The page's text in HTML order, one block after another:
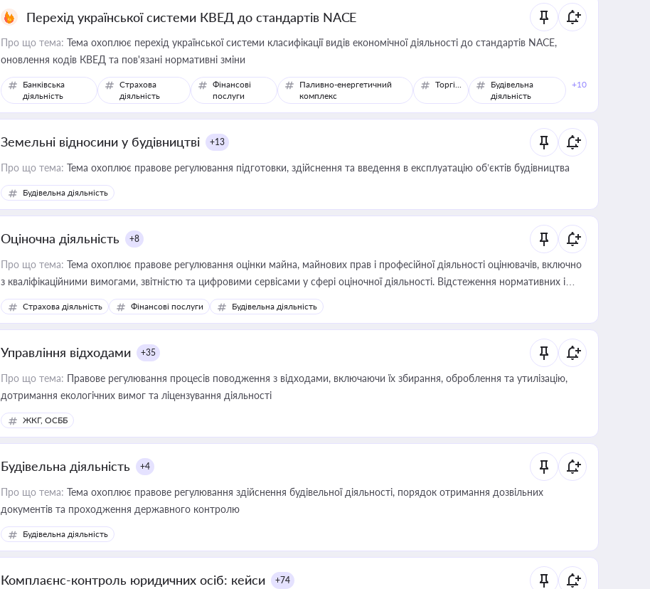
Перехід української системи КВЕД до стандартів NACE
Про що тема: Тема охоплює перехід української системи класифікації видів економічної діяльності до стандартів NACE,
оновлення кодів КВЕД та пов'язані нормативні зміни
Банківська
діяльність
Страхова
діяльність
Фінансові
послуги
Паливно-енергетичний
комплекс
Торгівля
Будівельна
діяльність
+10
Земельні відносини у будівництві +13
Про що тема: Тема охоплює правове регулювання підготовки, здійснення та введення в експлуатацію об’єктів будівництва
Будівельна діяльність
Оціночна діяльність +8
Про що тема: Тема охоплює правове регулювання оцінки майна, майнових прав і професійної діяльності оцінювачів, включно
з кваліфікаційними вимогами, звітністю та цифровими сервісами у сфері оціночної діяльності. Відстеження нормативних і
медійних змін у цій сфері корисне для власника бізнесу, керівника, юриста або бухгалтера під час оподаткування,
приватизації, оренди державного майна, корпоративних угод і перевірки статусу суб'єктів оціночної діяльності
Страхова діяльність Фінансові послуги Будівельна діяльність
Управління відходами +35
Про що тема: Правове регулювання процесів поводження з відходами, включаючи їх збирання, оброблення та утилізацію,
дотримання екологічних вимог та ліцензування діяльності
ЖКГ, ОСББ
Будівельна діяльність +4
Про що тема: Тема охоплює правове регулювання здійснення будівельної діяльності, порядок отримання дозвільних
документів та проходження державного контролю
Будівельна діяльність
Комплаєнс-контроль юридичних осіб: кейси +74